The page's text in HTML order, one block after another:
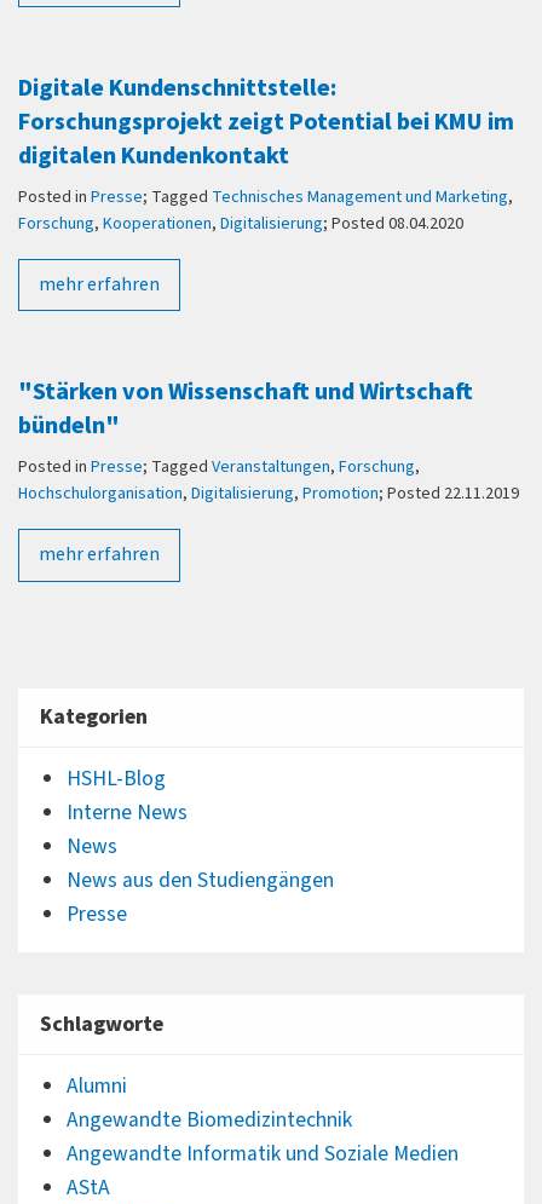
Digitale Kundenschnittstelle:
Forschungsprojekt zeigt Potential bei KMU im
digitalen Kundenkontakt
Posted in Presse; Tagged Technisches Management und Marketing,
Forschung, Kooperationen, Digitalisierung; Posted 08.04.2020
mehr erfahren
"Stärken von Wissenschaft und Wirtschaft
bündeln"
Posted in Presse; Tagged Veranstaltungen, Forschung,
Hochschulorganisation, Digitalisierung, Promotion; Posted 22.11.2019
mehr erfahren
Kategorien
HSHL-Blog
Interne News
News
News aus den Studiengängen
Presse
Schlagworte
Alumni
Angewandte Biomedizintechnik
Angewandte Informatik und Soziale Medien
AStA